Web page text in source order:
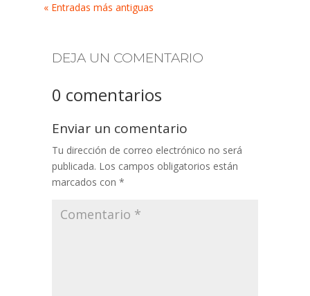
« Entradas más antiguas
DEJA UN COMENTARIO
0 comentarios
Enviar un comentario
Tu dirección de correo electrónico no será
publicada. Los campos obligatorios están
marcados con *